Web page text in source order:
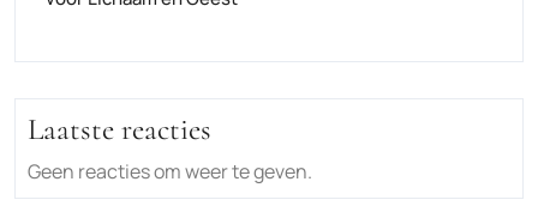
Laatste reacties
Geen reacties om weer te geven.